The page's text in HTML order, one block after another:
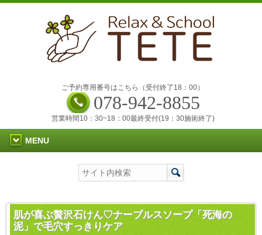
ご予約専用番号はこちら（受付終了18：00）
078-942-8855
営業時間10：30~18：00最終受付(19：30施術終了)
MENU
肌が喜ぶ贅沢石けん♡ナーブルスソープ「死海の
泥」で毛穴すっきりケア